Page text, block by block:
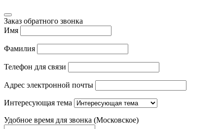
Заказ обратного звонка
Имя
Фамилия
Телефон для связи
Адрес электронной почты
Интересующая тема
Удобное время для звонка (Московское)